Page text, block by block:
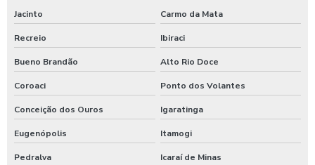
Jacinto Carmo da Mata
Recreio Ibiraci
Bueno Brandão Alto Rio Doce
Coroaci Ponto dos Volantes
Conceição dos Ouros Igaratinga
Eugenópolis Itamogi
Pedralva Icaraí de Minas